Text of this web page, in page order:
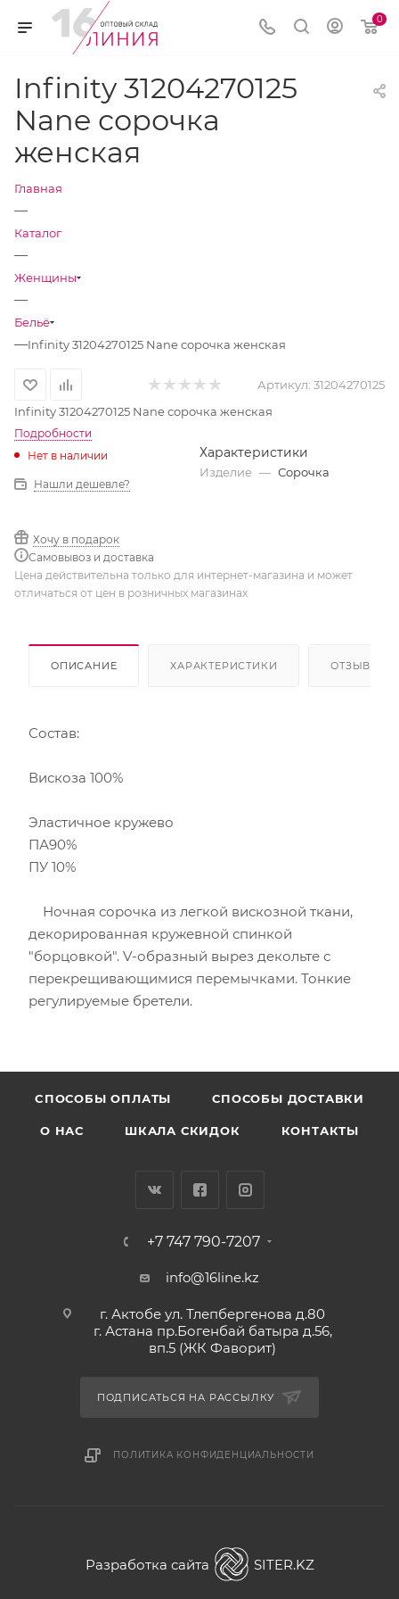
0
Infinity 31204270125
Nane сорочка
женская
Главная
—
Каталог
—
Женщины
—
Бельё
—Infinity 31204270125 Nane сорочка женская
Артикул: 31204270125
Infinity 31204270125 Nane сорочка женская
Подробности
Нет в наличии
Нашли дешевле?
Хочу в подарок
Самовывоз и доставка
Характеристики
Изделие — Сорочка
Цена действительна только для интернет-магазина и может
отличаться от цен в розничных магазинах
ОПИСАНИЕ ХАРАКТЕРИСТИКИ ОТЗЫВЫ
Состав:
Вискоза 100%
Эластичное кружево
ПА90%
ПУ 10%
Ночная сорочка из легкой вискозной ткани,
декорированная кружевной спинкой
"борцовкой". V-образный вырез декольте с
перекрещивающимися перемычками. Тонкие
регулируемые бретели.
CПОСОБЫ ОПЛАТЫ СПОСОБЫ ДОСТАВКИ
О НАС ШКАЛА СКИДОК КОНТАКТЫ
+7 747 790-7207
info@16line.kz
г. Актобе ул. Тлепбергенова д.80
г. Астана пр.Богенбай батыра д.56,
вп.5 (ЖК Фаворит)
ПОДПИСАТЬСЯ НА РАССЫЛКУ
ПОЛИТИКА КОНФИДЕНЦИАЛЬНОСТИ
Разработка сайта SITER.KZ